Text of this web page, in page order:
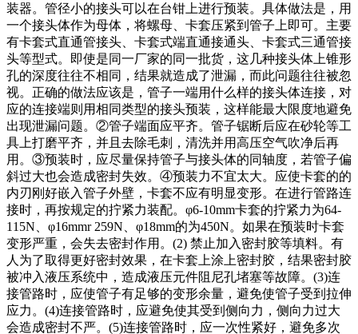
装器。管径小的接头可以在台钳上进行预装。具体做法是，用
一个接头体作为母体，将螺母、卡套压紧到管子上即可。主要
有卡套式直通管接头、卡套式端直通接通头、卡套式三通管接
头等型式。即使是同一厂家的同一批货，这几种接头体上锥形
孔的深度往往不相同，结果就造成了泄漏，而此问题往往被忽
视。正确的做法应该是，管子一端用什么样的接头体连接，对
应的连接端则用相同类型的接头预装，这样能最大限度地避免
出现泄漏问题。②管子端面应平齐。管子锯断后应在砂轮等工
具上打磨平齐，并且去除毛刺，清洗并用高压空气吹净后再
用。③预装时，应尽量保持管子与接头体的同轴度，若管子偏
斜过大也会造成密封失效。④预装力不宜太大。应使卡套的的
内刃刚好嵌入管子外壁，卡套不应有明显变形。在进行管路连
接时，再按规定的拧紧力装配。φ6-10mm卡套的拧紧力为64-
115N、φ16mmr 259N、φ18mm的为450N。如果在预装时卡套
变形严重，会失去密封作用。(2) 禁止加入密封胶等填料。有
人为了取得更好密封效果，在卡套上涂上密封胶，结果密封胶
被冲入液压系统中，造成液压元件阻尼孔堵塞等故障。(3)连
接管路时，应使管子有足够的变形余量，避免使管子受到拉伸
应力。(4)连接管路时，应避免使其受到侧向力，侧向力过大
会造成密封不严。(5)连接管路时，应一次性紧好，避免多次